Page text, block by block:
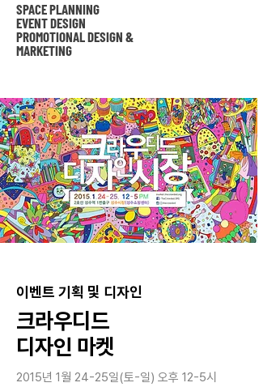
SPACE PLANNING
EVENT DESIGN
PROMOTIONAL DESIGN &
MARKETING
​이벤트 기획 및 디자인
크라우디드
디자인 마켓
2015년 1월 24-25일(토-일) 오후 12-5시